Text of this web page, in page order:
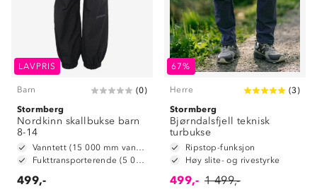
LAVPRIS
Barn (0)
Stormberg
Nordkinn skallbukse barn
8-14
Vanntett (15 000 mm vannsøyle)
Fukttransporterende (5 000 g/m2/24t)
499,-
67%
Herre (3)
Stormberg
Bjørndalsfjell teknisk
turbukse
Ripstop-funksjon
Høy slite- og rivestyrke
499,- 1 499,-